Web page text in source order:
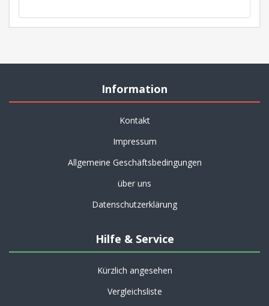
Information
Kontakt
Impressum
Allgemeine Geschäftsbedingungen
über uns
Datenschutzerklärung
Hilfe & Service
Kürzlich angesehen
Vergleichsliste